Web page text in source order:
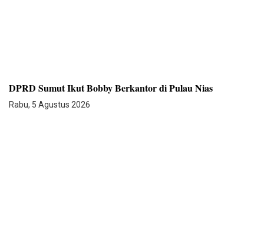
DPRD Sumut Ikut Bobby Berkantor di Pulau Nias
Rabu, 5 Agustus 2026